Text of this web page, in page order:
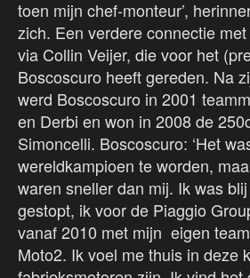
toen mijn chef-monteur’,
zich. Een verdere connectie
via Collin Veijer, die voor het
Boscoscuro heeft gereden. Na
werd Boscoscuro in 2001
en Derbi en won in 2008 de
Simoncelli. Boscoscuro: ‘Het
wereldkampioen te worden,
waren sneller dan mij. Ik was
gestopt, ik voor de Piaggio
vanaf 2010 met mijn eigen
Moto2. Ik voel me thuis in deze